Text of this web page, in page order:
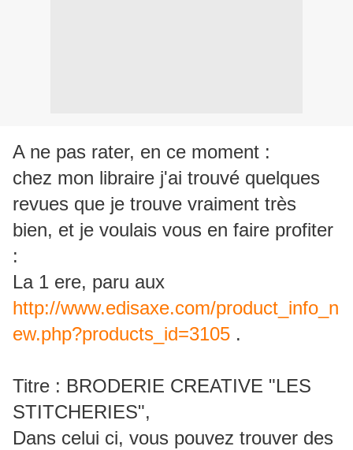
A ne pas rater, en ce moment :
chez mon libraire j'ai trouvé quelques
revues que je trouve vraiment très
bien, et je voulais vous en faire profiter
:
La 1 ere, paru aux
http://www.edisaxe.com/product_info_n
ew.php?products_id=3105 .
Titre : BRODERIE CREATIVE "LES
STITCHERIES",
Dans celui ci, vous pouvez trouver des